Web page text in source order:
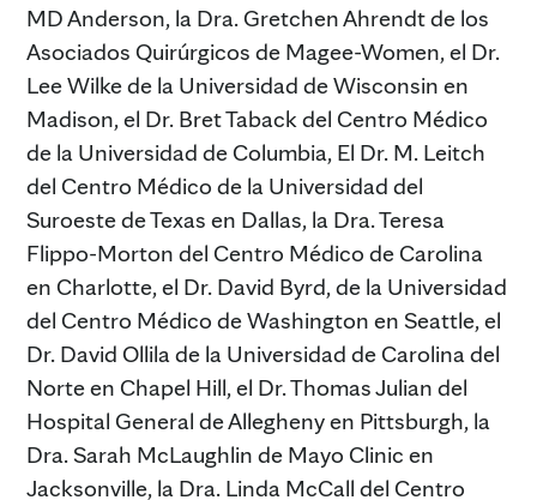
MD Anderson, la Dra. Gretchen Ahrendt de los
Asociados Quirúrgicos de Magee-Women, el Dr.
Lee Wilke de la Universidad de Wisconsin en
Madison, el Dr. Bret Taback del Centro Médico
de la Universidad de Columbia, El Dr. M. Leitch
del Centro Médico de la Universidad del
Suroeste de Texas en Dallas, la Dra. Teresa
Flippo-Morton del Centro Médico de Carolina
en Charlotte, el Dr. David Byrd, de la Universidad
del Centro Médico de Washington en Seattle, el
Dr. David Ollila de la Universidad de Carolina del
Norte en Chapel Hill, el Dr. Thomas Julian del
Hospital General de Allegheny en Pittsburgh, la
Dra. Sarah McLaughlin de Mayo Clinic en
Jacksonville, la Dra. Linda McCall del Centro